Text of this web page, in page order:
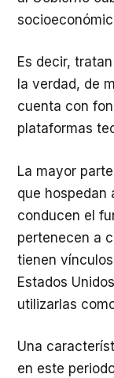
Es decir,
la verdad, de
cuenta con
plataformas
La mayor
que hospedan
conducen el
pertenecen a
tienen
Estados
utilizarlas
Una
en este